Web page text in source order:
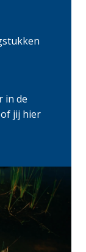
in de
jij hier